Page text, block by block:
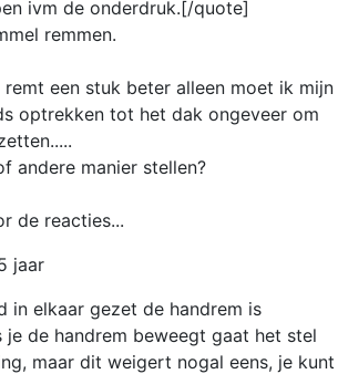
ivm de onderdruk.[/quote]
remmen.
een stuk beter alleen moet ik mijn
optrekken tot het dak ongeveer om
andere manier stellen?
de reacties...
jaar
in elkaar gezet de handrem is
je de handrem beweegt gaat het stel
maar dit weigert nogal eens, je kunt